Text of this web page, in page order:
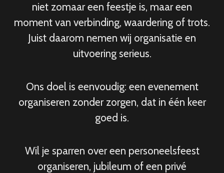
niet zomaar een feestje is, maar een
moment van verbinding, waardering of trots.
Juist daarom nemen wij organisatie en
uitvoering serieus.
Ons doel is eenvoudig: een evenement
organiseren zonder zorgen, dat in één keer
goed is.
Wil je sparren over een personeelsfeest
organiseren, jubileum of een privé